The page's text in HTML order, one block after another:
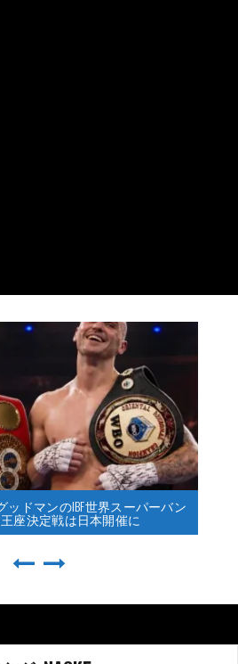
ッドマンのIBF世界スーパーバン
座決定戦は日本開催に